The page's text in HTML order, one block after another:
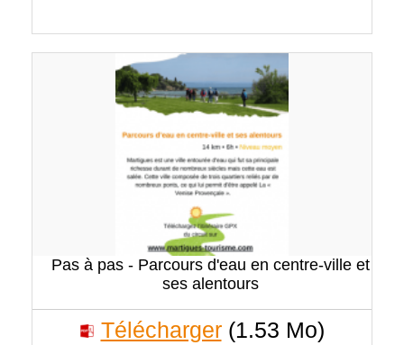
Pas à pas - Parcours d'eau en centre-ville et
ses alentours
Télécharger (1.53 Mo)